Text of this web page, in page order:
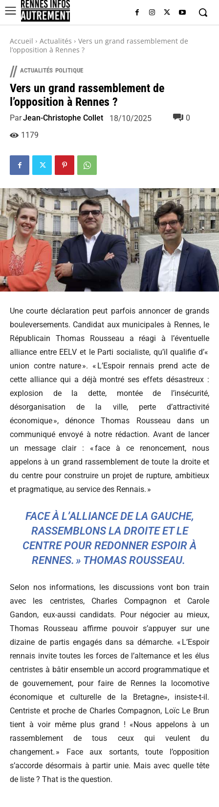
Accueil Actualités
Vers un grand rassemblement de
l’opposition à Rennes ?
// ACTUALITÉS POLITIQUE
Vers un grand rassemblement de
l’opposition à Rennes ?
ParJean-Christophe Collet 18/10/2025
0
1179
Une courte déclaration peut parfois annoncer de grands
bouleversements. Candidat aux municipales à Rennes, le
Républicain Thomas Rousseau a réagi à l’éventuelle
alliance entre EELV et le Parti socialiste, qu’il qualifie d’«
union contre nature ». « L’Espoir rennais prend acte de
cette alliance qui a déjà montré ses effets désastreux :
explosion de la dette, montée de l’insécurité,
désorganisation de la ville, perte d’attractivité
économique », dénonce Thomas Rousseau dans un
communiqué envoyé à notre rédaction. Avant de lancer
un message clair : « face à ce renoncement, nous
appelons à un grand rassemblement de toute la droite et
du centre pour construire un projet de rupture, ambitieux
et pragmatique, au service des Rennais. »
FACE À L’ALLIANCE DE LA GAUCHE,
RASSEMBLONS LA DROITE ET LE
CENTRE POUR REDONNER ESPOIR À
RENNES. » THOMAS ROUSSEAU.
Selon nos informations, les discussions vont bon train
avec les centristes, Charles Compagnon et Carole
Gandon, eux-aussi candidats. Pour négocier au mieux,
Thomas Rousseau affirme pouvoir s’appuyer sur une
dizaine de partis engagés dans sa démarche. « L’Espoir
rennais invite toutes les forces de l’alternance et les élus
centristes à bâtir ensemble un accord programmatique et
de gouvernement, pour faire de Rennes la locomotive
économique et culturelle de la Bretagne», insiste-t-il.
Centriste et proche de Charles Compagnon, Loïc Le Brun
tient à voir même plus grand ! «Nous appelons à un
rassemblement de tous ceux qui veulent du
changement. » Face aux sortants, toute l’opposition
s’accorde désormais à partir unie. Mais avec quelle tête
de liste ? That is the question.